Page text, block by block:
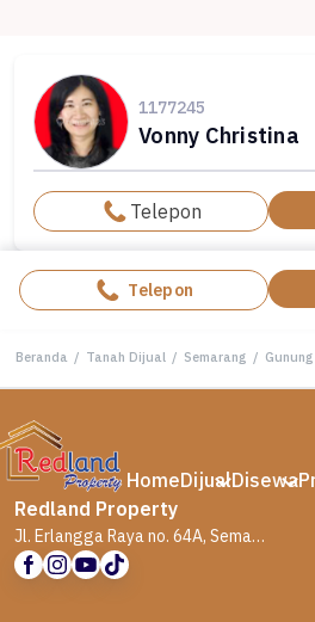
1177245
Vonny Christina
Telepon
Telepon
Beranda / Tanah Dijual / Semarang /
HomeDijualDisewa
Redland Property
Jl. Erlangga Raya no. 64A, Semarang